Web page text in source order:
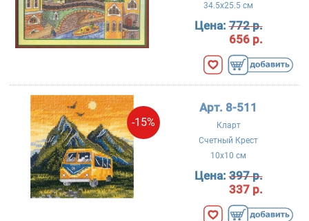
34.5x25.5 см
Цена:772 р.
656 р.
-15%
Арт. 8-511
Кларт
Счетный Крест
10x10 см
Цена:397 р.
337 р.